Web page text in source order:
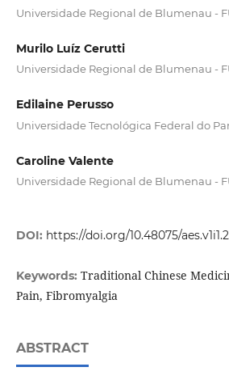
Universidade Regional de Blumenau -
Murilo Luíz Cerutti
Universidade Regional de Blumenau -
Edilaine Perusso
Universidade Tecnológica Federal do
Caroline Valente
Universidade Regional de Blumenau -
DOI: https://doi.org/10.48075/
Keywords: Traditional Chinese
Pain, Fibromyalgia
ABSTRACT